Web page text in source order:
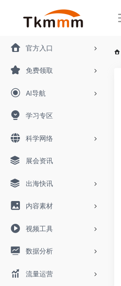
官方入口
免费领取
AI导航
学习专区
科学网络
展会资讯
出海快讯
内容素材
视频工具
数据分析
流量运营